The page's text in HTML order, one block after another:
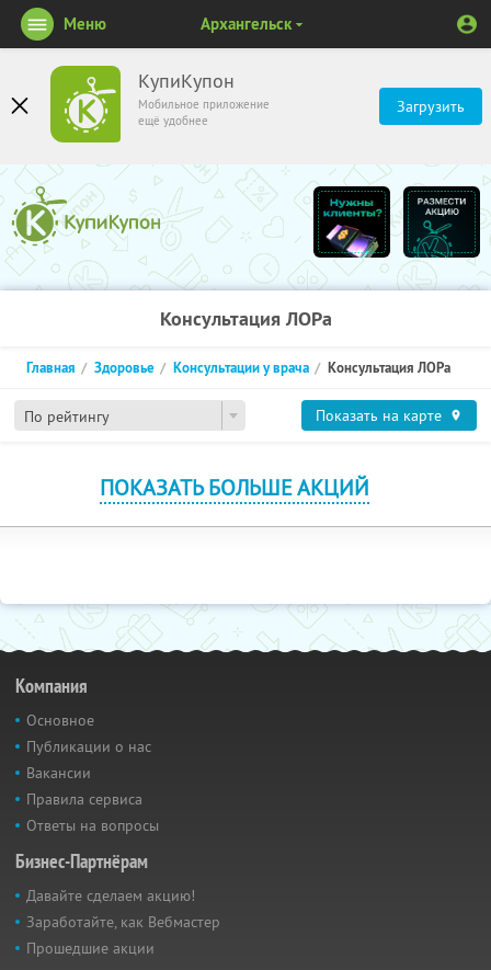
КупиКупон
Мобильное приложение
ещё удобнее
Загрузить
Меню Архангельск
Консультация ЛОРа
По рейтингу
Главная Здоровье Консультации у врача Консультация ЛОРа
Показать на карте
ПОКАЗАТЬ БОЛЬШЕ АКЦИЙ
Компания
Основное
Публикации о нас
Вакансии
Правила сервиса
Ответы на вопросы
Бизнес-Партнёрам
Давайте сделаем акцию!
Заработайте, как Вебмастер
Прошедшие акции